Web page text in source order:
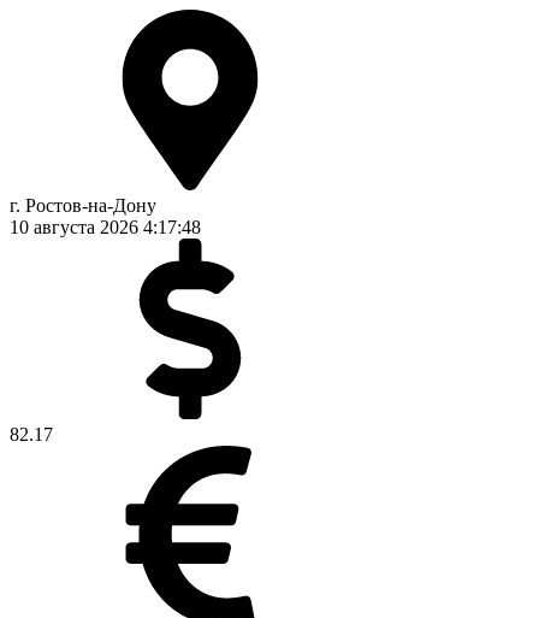
г. Ростов-на-Дону
10 августа 2026 4:17:48
82.17